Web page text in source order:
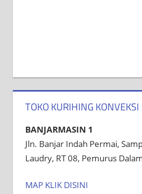
TOKO KURIHING KONVEKSI
BANJARMASIN 1
Jln. Banjar Indah Permai,
Laudry, RT 08, Pemurus
MAP KLIK DISINI